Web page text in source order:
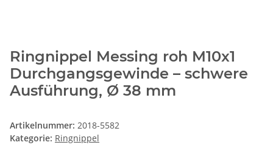
Ringnippel Messing roh M10x1
Durchgangsgewinde – schwere
Ausführung, Ø 38 mm
Artikelnummer: 2018-5582
Kategorie: Ringnippel